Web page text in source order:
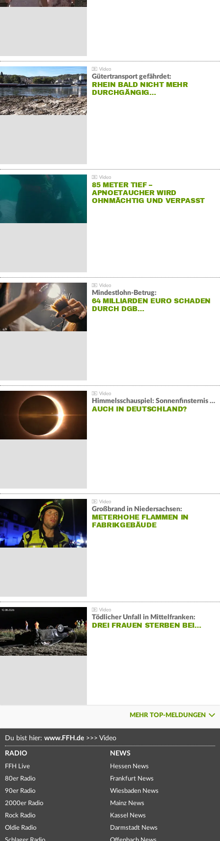
Gütertransport gefährdet:
RHEIN BALD NICHT MEHR
DURCHGÄNGIG…
85 METER TIEF –
APNOETAUCHER WIRD
OHNMÄCHTIG UND VERPASST
Mindestlohn-Betrug:
64 MILLIARDEN EURO SCHADEN
DURCH DGB…
Himmelsschauspiel: Sonnenfinsternis über Spanien
AUCH IN DEUTSCHLAND?
Großbrand in Niedersachsen:
METERHOHE FLAMMEN IN
FABRIKGEBÄUDE
Tödlicher Unfall in Mittelfranken:
DREI FRAUEN STERBEN BEI…
MEHR TOP-MELDUNGEN
Du bist hier: www.FFH.de >>> Video
RADIO
FFH Live
80er Radio
90er Radio
2000er Radio
Rock Radio
Oldie Radio
NEWS
Hessen News
Frankfurt News
Wiesbaden News
Mainz News
Kassel News
Darmstadt News